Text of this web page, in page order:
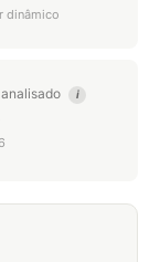
dinâmico
i